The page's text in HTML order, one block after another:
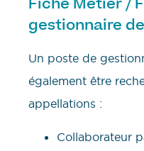
Fiche Métier /
gestionnaire
Un poste de
également être
appellations :
Collaborateur